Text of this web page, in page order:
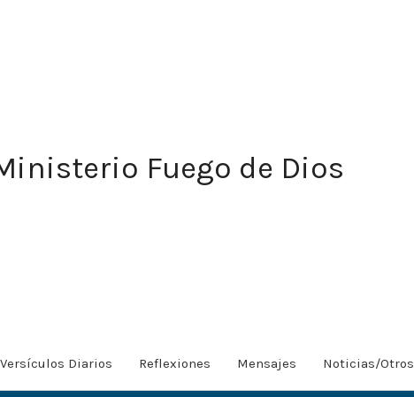
Fuego de Dios
Versículos Diarios Reflexiones Mensajes Noticias/Otros